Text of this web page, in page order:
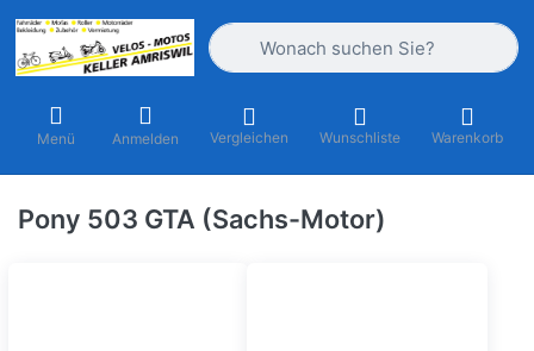
Geben Sie einen Suchbegriff ein.
Menü Anmelden Vergleichen Wunschliste Warenkorb
Pony 503 GTA (Sachs-Motor)